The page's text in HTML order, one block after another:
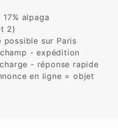
alpaga
2)
possible sur Paris
- expédition
- réponse rapide
en ligne = objet